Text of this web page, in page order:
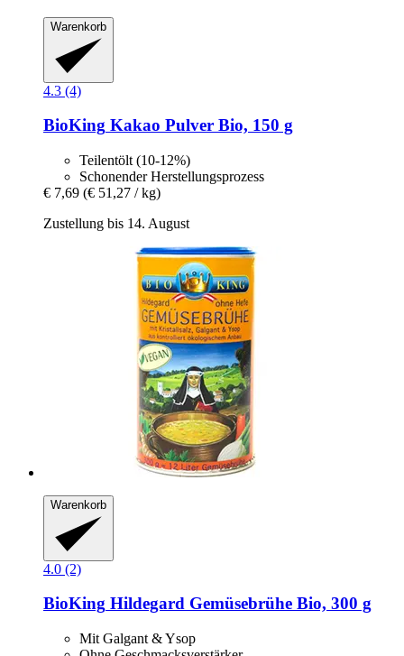
Warenkorb
4.3 (4)
BioKing Kakao Pulver Bio, 150 g
Teilentölt (10-12%)
Schonender Herstellungsprozess
€ 7,69 (€ 51,27 / kg)
Zustellung bis 14. August
Warenkorb
4.0 (2)
BioKing Hildegard Gemüsebrühe Bio, 300 g
Mit Galgant & Ysop